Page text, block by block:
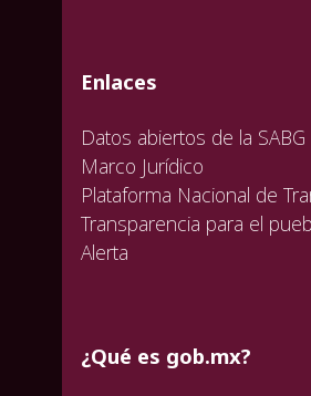
valida
valida
valida
Enlaces
Datos abiertos de la SABG
Marco Jurídico
Plataforma Nacional de
Transparencia para el
Alerta
¿Qué es gob.mx?